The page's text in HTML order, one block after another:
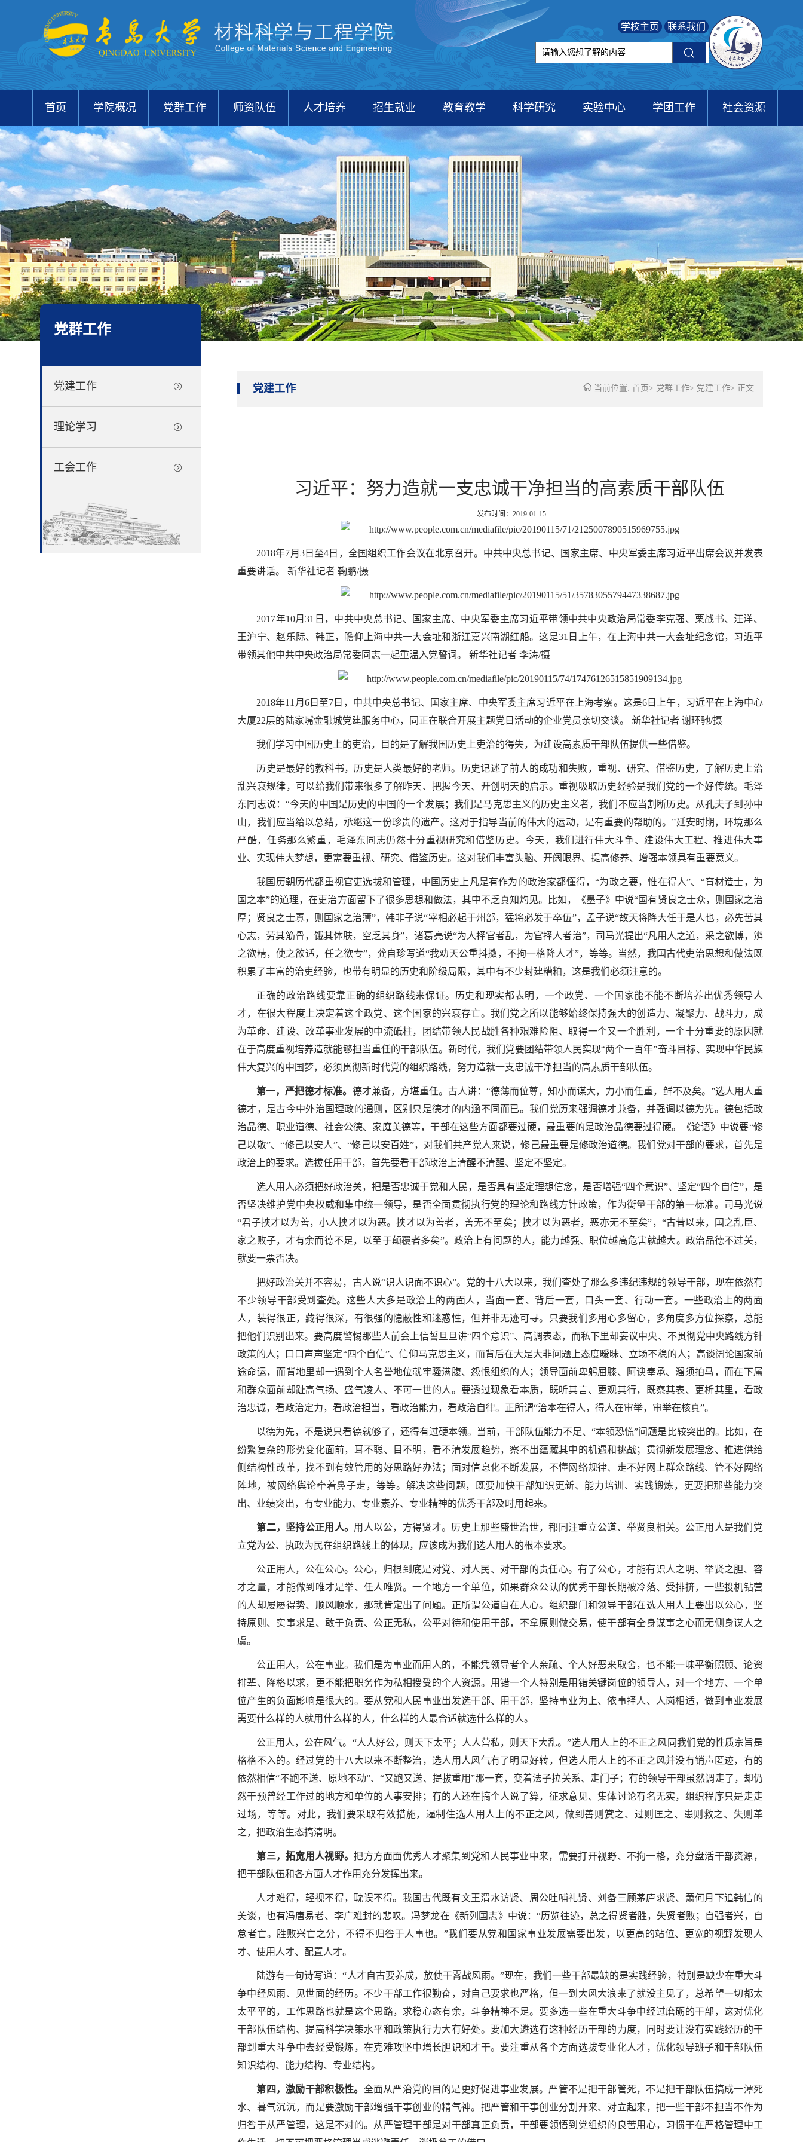
学校主页 联系我们
首页 学院概况 党群工作 师资队伍 人才培养 招生就业 教育教学 科学研究 实验中心 学团工作 社会资源
校友之家
党群工作
..................
党建工作
理论学习
工会工作
党建工作 当前位置: 首页 > 党群工作> 党建工作> 正文
习近平：努力造就一支忠诚干净担当的高素质干部队伍
发布时间：2019-01-15
2018年7月3日至4日，全国组织工作会议在北京召开。中共中央总书记、国家主席、中央军委主席习近平出席会议并发表
重要讲话。 新华社记者 鞠鹏/摄
2017年10月31日，中共中央总书记、国家主席、中央军委主席习近平带领中共中央政治局常委李克强、栗战书、汪洋、
王沪宁、赵乐际、韩正，瞻仰上海中共一大会址和浙江嘉兴南湖红船。这是31日上午，在上海中共一大会址纪念馆，习近平
带领其他中共中央政治局常委同志一起重温入党誓词。 新华社记者 李涛/摄
2018年11月6日至7日，中共中央总书记、国家主席、中央军委主席习近平在上海考察。这是6日上午，习近平在上海中心
大厦22层的陆家嘴金融城党建服务中心，同正在联合开展主题党日活动的企业党员亲切交谈。 新华社记者 谢环驰/摄
我们学习中国历史上的吏治，目的是了解我国历史上吏治的得失，为建设高素质干部队伍提供一些借鉴。
历史是最好的教科书，历史是人类最好的老师。历史记述了前人的成功和失败，重视、研究、借鉴历史，了解历史上治
乱兴衰规律，可以给我们带来很多了解昨天、把握今天、开创明天的启示。重视吸取历史经验是我们党的一个好传统。毛泽
东同志说：“今天的中国是历史的中国的一个发展；我们是马克思主义的历史主义者，我们不应当割断历史。从孔夫子到孙中
山，我们应当给以总结，承继这一份珍贵的遗产。这对于指导当前的伟大的运动，是有重要的帮助的。”延安时期，环境那么
严酷，任务那么繁重，毛泽东同志仍然十分重视研究和借鉴历史。今天，我们进行伟大斗争、建设伟大工程、推进伟大事
业、实现伟大梦想，更需要重视、研究、借鉴历史。这对我们丰富头脑、开阔眼界、提高修养、增强本领具有重要意义。
我国历朝历代都重视官吏选拔和管理，中国历史上凡是有作为的政治家都懂得，“为政之要，惟在得人”、“育材造士，为
国之本”的道理，在吏治方面留下了很多思想和做法，其中不乏真知灼见。比如，《墨子》中说“国有贤良之士众，则国家之治
厚；贤良之士寡，则国家之治薄”，韩非子说“宰相必起于州部，猛将必发于卒伍”，孟子说“故天将降大任于是人也，必先苦其
心志，劳其筋骨，饿其体肤，空乏其身”，诸葛亮说“为人择官者乱，为官择人者治”，司马光提出“凡用人之道，采之欲博，辨
之欲精，使之欲适，任之欲专”，龚自珍写道“我劝天公重抖擞，不拘一格降人才”，等等。当然，我国古代吏治思想和做法既
积累了丰富的治吏经验，也带有明显的历史和阶级局限，其中有不少封建糟粕，这是我们必须注意的。
正确的政治路线要靠正确的组织路线来保证。历史和现实都表明，一个政党、一个国家能不能不断培养出优秀领导人
才，在很大程度上决定着这个政党、这个国家的兴衰存亡。我们党之所以能够始终保持强大的创造力、凝聚力、战斗力，成
为革命、建设、改革事业发展的中流砥柱，团结带领人民战胜各种艰难险阻、取得一个又一个胜利，一个十分重要的原因就
在于高度重视培养造就能够担当重任的干部队伍。新时代，我们党要团结带领人民实现“两个一百年”奋斗目标、实现中华民族
伟大复兴的中国梦，必须贯彻新时代党的组织路线，努力造就一支忠诚干净担当的高素质干部队伍。
第一，严把德才标准。 德才兼备，方堪重任。古人讲：“德薄而位尊，知小而谋大，力小而任重，鲜不及矣。”选人用人重
德才，是古今中外治国理政的通则，区别只是德才的内涵不同而已。我们党历来强调德才兼备，并强调以德为先。德包括政
治品德、职业道德、社会公德、家庭美德等，干部在这些方面都要过硬，最重要的是政治品德要过得硬。《论语》中说要“修
己以敬”、“修己以安人”、“修己以安百姓”，对我们共产党人来说，修己最重要是修政治道德。我们党对干部的要求，首先是
政治上的要求。选拔任用干部，首先要看干部政治上清醒不清醒、坚定不坚定。
选人用人必须把好政治关，把是否忠诚于党和人民，是否具有坚定理想信念，是否增强“四个意识”、坚定“四个自信”，是
否坚决维护党中央权威和集中统一领导，是否全面贯彻执行党的理论和路线方针政策，作为衡量干部的第一标准。司马光说
“君子挟才以为善，小人挟才以为恶。挟才以为善者，善无不至矣；挟才以为恶者，恶亦无不至矣”，“古昔以来，国之乱臣、
家之败子，才有余而德不足，以至于颠覆者多矣”。政治上有问题的人，能力越强、职位越高危害就越大。政治品德不过关，
就要一票否决。
把好政治关并不容易，古人说“识人识面不识心”。党的十八大以来，我们查处了那么多违纪违规的领导干部，现在依然有
不少领导干部受到查处。这些人大多是政治上的两面人，当面一套、背后一套，口头一套、行动一套。一些政治上的两面
人，装得很正，藏得很深，有很强的隐蔽性和迷惑性，但并非无迹可寻。只要我们多用心多留心，多角度多方位探察，总能
把他们识别出来。要高度警惕那些人前会上信誓旦旦讲“四个意识”、高调表态，而私下里却妄议中央、不贯彻党中央路线方针
政策的人；口口声声坚定“四个自信”、信仰马克思主义，而背后在大是大非问题上态度暧昧、立场不稳的人；高谈阔论国家前
途命运，而背地里却一遇到个人名誉地位就牢骚满腹、怨恨组织的人；领导面前卑躬屈膝、阿谀奉承、溜须拍马，而在下属
和群众面前却趾高气扬、盛气凌人、不可一世的人。要透过现象看本质，既听其言、更观其行，既察其表、更析其里，看政
治忠诚，看政治定力，看政治担当，看政治能力，看政治自律。正所谓“治本在得人，得人在审举，审举在核真”。
以德为先，不是说只看德就够了，还得有过硬本领。当前，干部队伍能力不足、“本领恐慌”问题是比较突出的。比如，在
纷繁复杂的形势变化面前，耳不聪、目不明，看不清发展趋势，察不出蕴藏其中的机遇和挑战；贯彻新发展理念、推进供给
侧结构性改革，找不到有效管用的好思路好办法；面对信息化不断发展，不懂网络规律、走不好网上群众路线、管不好网络
阵地，被网络舆论牵着鼻子走，等等。解决这些问题，既要加快干部知识更新、能力培训、实践锻炼，更要把那些能力突
出、业绩突出，有专业能力、专业素养、专业精神的优秀干部及时用起来。
第二，坚持公正用人。 用人以公，方得贤才。历史上那些盛世治世，都同注重立公道、举贤良相关。公正用人是我们党
立党为公、执政为民在组织路线上的体现，应该成为我们选人用人的根本要求。
公正用人，公在公心。公心，归根到底是对党、对人民、对干部的责任心。有了公心，才能有识人之明、举贤之胆、容
才之量，才能做到唯才是举、任人唯贤。一个地方一个单位，如果群众公认的优秀干部长期被冷落、受排挤，一些投机钻营
的人却屡屡得势、顺风顺水，那就肯定出了问题。正所谓公道自在人心。组织部门和领导干部在选人用人上要出以公心，坚
持原则、实事求是、敢于负责、公正无私，公平对待和使用干部，不拿原则做交易，使干部有全身谋事之心而无侧身谋人之
虞。
公正用人，公在事业。我们是为事业而用人的，不能凭领导者个人亲疏、个人好恶来取舍，也不能一味平衡照顾、论资
排辈、降格以求，更不能把职务作为私相授受的个人资源。用错一个人特别是用错关键岗位的领导人，对一个地方、一个单
位产生的负面影响是很大的。要从党和人民事业出发选干部、用干部，坚持事业为上、依事择人、人岗相适，做到事业发展
需要什么样的人就用什么样的人，什么样的人最合适就选什么样的人。
公正用人，公在风气。“人人好公，则天下太平；人人营私，则天下大乱。”选人用人上的不正之风同我们党的性质宗旨是
格格不入的。经过党的十八大以来不断整治，选人用人风气有了明显好转，但选人用人上的不正之风并没有销声匿迹，有的
依然相信“不跑不送、原地不动”、“又跑又送、提拔重用”那一套，变着法子拉关系、走门子；有的领导干部虽然调走了，却仍
然干预曾经工作过的地方和单位的人事安排；有的人还在搞个人说了算，征求意见、集体讨论有名无实，组织程序只是走走
过场，等等。对此，我们要采取有效措施，遏制住选人用人上的不正之风，做到善则赏之、过则匡之、患则救之、失则革
之，把政治生态搞清明。
第三，拓宽用人视野。把方方面面优秀人才聚集到党和人民事业中来，需要打开视野、不拘一格，充分盘活干部资源，
把干部队伍和各方面人才作用充分发挥出来。
人才难得，轻视不得，耽误不得。我国古代既有文王渭水访贤、周公吐哺礼贤、刘备三顾茅庐求贤、萧何月下追韩信的
美谈，也有冯唐易老、李广难封的悲叹。冯梦龙在《新列国志》中说：“历览往迹，总之得贤者胜，失贤者败；自强者兴，自
怠者亡。胜败兴亡之分，不得不归咎于人事也。”我们要从党和国家事业发展需要出发，以更高的站位、更宽的视野发现人
才、使用人才、配置人才。
陆游有一句诗写道：“人才自古要养成，放使干霄战风雨。”现在，我们一些干部最缺的是实践经验，特别是缺少在重大斗
争中经风雨、见世面的经历。不少干部工作很勤奋，对自己要求也严格，但一到大风大浪来了就没主见了，总希望一切都太
太平平的，工作思路也就是这个思路，求稳心态有余，斗争精神不足。要多选一些在重大斗争中经过磨砺的干部，这对优化
干部队伍结构、提高科学决策水平和政策执行力大有好处。要加大遴选有这种经历干部的力度，同时要让没有实践经历的干
部到重大斗争中去经受锻炼，在克难攻坚中增长胆识和才干。要注重从各个方面选拔专业化人才，优化领导班子和干部队伍
知识结构、能力结构、专业结构。
第四，激励干部积极性。 全面从严治党的目的是更好促进事业发展。严管不是把干部管死，不是把干部队伍搞成一潭死
水、暮气沉沉，而是要激励干部增强干事创业的精气神。把严管和干事创业分割开来、对立起来，把一些干部不担当不作为
归咎于从严管理，这是不对的。从严管理干部是对干部真正负责，干部要领悟到党组织的良苦用心，习惯于在严格管理中工